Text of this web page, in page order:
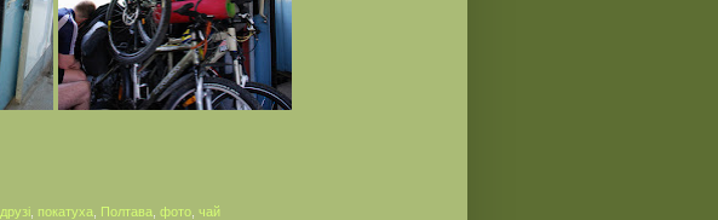
друзі, покатуха Полтава фото, чай